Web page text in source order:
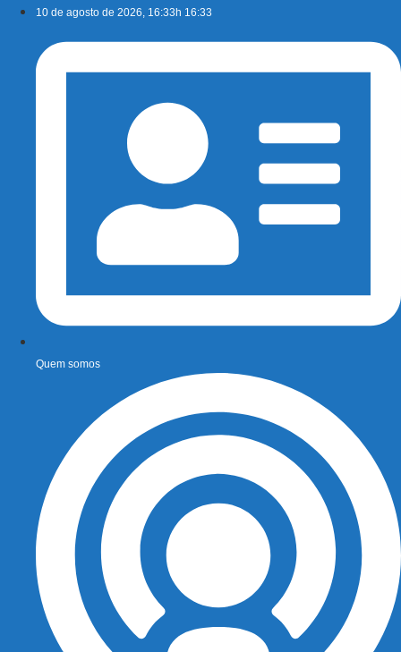
conteúdo
10 de agosto de 2026, 16:33h 16:33
Quem somos